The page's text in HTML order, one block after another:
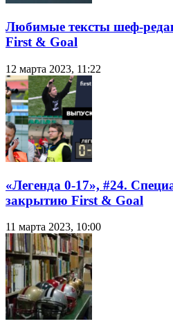
Любимые тексты шеф-
First & Goal
12 марта 2023, 11:22
«Легенда 0-17», #24.
закрытию First & Goal
11 марта 2023, 10:00